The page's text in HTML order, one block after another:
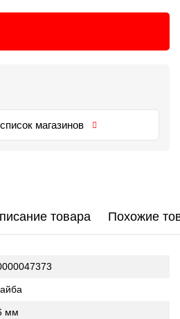
магазинов
товара Похожие
мм